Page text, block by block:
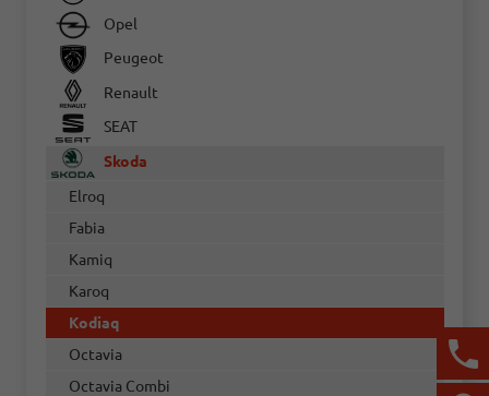
Opel
Peugeot
Renault
SEAT
Skoda
Elroq
Fabia
Kamiq
Karoq
Kodiaq
Octavia
Octavia Combi